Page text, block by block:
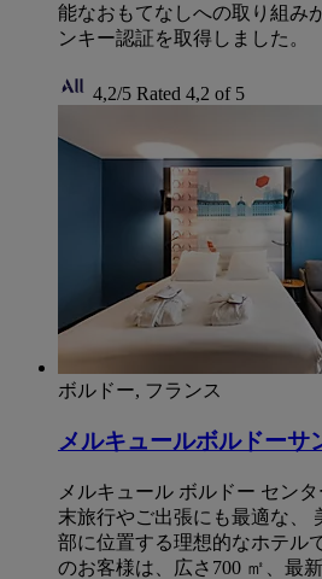
能なおもてなしへの取り組み
ンキー認証を取得しました。
4,2/5 Rated 4,2 of 5
ボルドー, フランス
メルキュールボルドーサ
メルキュール ボルドー セン
末旅行やご出張にも最適な、
部に位置する理想的なホテル
のお客様は、広さ700 ㎡、最